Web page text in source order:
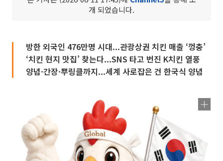
개 되었습니다.
방한 외국인 476만명 시대...관광상권 치킨 매출 ‘껑충’
‘치킨 현지 맛집’ 찾는다...SNS 타고 번진 K치킨 열풍
양념·간장·뿌링클까지...세계 사로잡은 건 한국식 양념